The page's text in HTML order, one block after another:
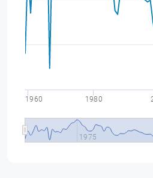
1960 1980
1975